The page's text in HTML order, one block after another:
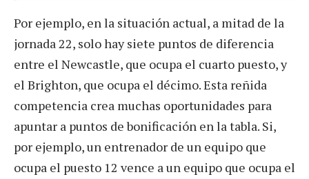
Por ejemplo, en la situación actual, a mitad de la
jornada 22, solo hay siete puntos de diferencia
entre el Newcastle, que ocupa el cuarto puesto, y
el Brighton, que ocupa el décimo. Esta reñida
competencia crea muchas oportunidades para
apuntar a puntos de bonificación en la tabla. Si,
por ejemplo, un entrenador de un equipo que
ocupa el puesto 12 vence a un equipo que ocupa el